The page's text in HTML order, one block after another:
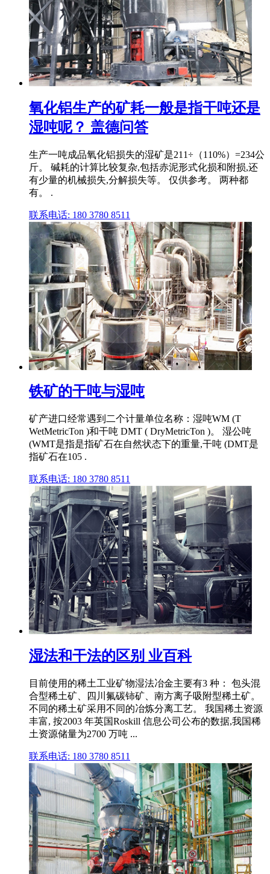
氧化铝生产的矿耗一般是指干吨还是
湿吨呢？ 盖德问答
生产一吨成品氧化铝损失的湿矿是211÷（110%）=234公
斤。 碱耗的计算比较复杂,包括赤泥形式化损和附损,还
有少量的机械损失,分解损失等。 仅供参考。 两种都
有。 .
联系电话: 180 3780 8511
铁矿的干吨与湿吨
矿产进口经常遇到二个计量单位名称：湿吨WM (T
WetMetricTon )和干吨 DMT ( DryMetricTon )。 湿公吨
(WMT是指是指矿石在自然状态下的重量,干吨 (DMT是
指矿石在105 .
联系电话: 180 3780 8511
湿法和干法的区别 业百科
目前使用的稀土工业矿物湿法冶金主要有3 种： 包头混
合型稀土矿、四川氟碳铈矿、南方离子吸附型稀土矿。
不同的稀土矿采用不同的冶炼分离工艺。 我国稀土资源
丰富, 按2003 年英国Roskill 信息公司公布的数据,我国稀
土资源储量为2700 万吨 ...
联系电话: 180 3780 8511